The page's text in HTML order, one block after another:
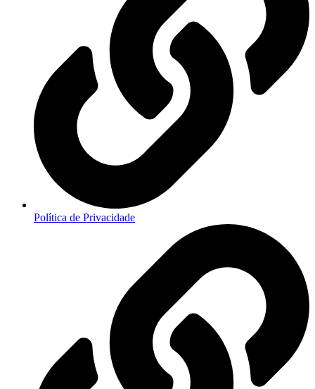
Política de Privacidade